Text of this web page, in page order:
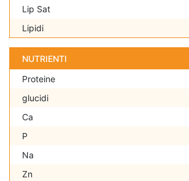
Lip Sat
Lipidi
NUTRIENTI
Proteine
glucidi
Ca
P
Na
Zn